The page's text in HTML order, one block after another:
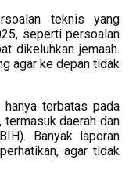
teknis yang
seperti persoalan
dikeluhkan jemaah.
agar ke depan tidak
terbatas pada
termasuk daerah dan
Banyak laporan
agar tidak